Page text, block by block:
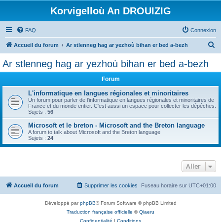
Korvigelloù An DROUIZIG
FAQ Connexion
Accueil du forum Ar stlenneg hag ar yezhoù bihan er bed a-bezh
Ar stlenneg hag ar yezhoù bihan er bed a-bezh
Forum
L'informatique en langues régionales et minoritaires
Un forum pour parler de l'informatique en langues régionales et minoritaires de
France et du monde entier. C'est aussi un espace pour collecter les dépêches.
Sujets : 56
Microsoft et le breton - Microsoft and the Breton language
A forum to talk about Microsoft and the Breton language
Sujets : 24
Aller
Accueil du forum Fuseau horaire sur UTC+01:00
Supprimer les cookies
Développé parphpBB® Forum Software © phpBB Limited
Traduction française officielle ©Qiaeru
Confidentialité | Conditions